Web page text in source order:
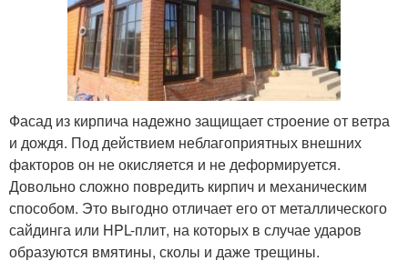
Фасад из кирпича надежно защищает строение от ветра
и дождя. Под действием неблагоприятных внешних
факторов он не окисляется и не деформируется.
Довольно сложно повредить кирпич и механическим
способом. Это выгодно отличает его от металлического
сайдинга или HPL-плит, на которых в случае ударов
образуются вмятины, сколы и даже трещины.